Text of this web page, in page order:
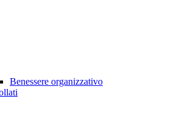
Benessere organizzativo